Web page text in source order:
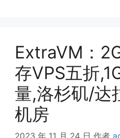
ExtraVM：
存VPS五折
量,洛杉矶/达
机房
2023 年 11 月 24 日 作者